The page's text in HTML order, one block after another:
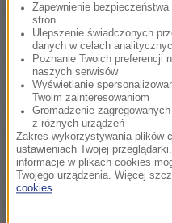
Borowej. Ulica
Cichą do skrzyżowania
drogą jednokierunkową
wyłącznie w kierunku
Abramowicza będą
po nich będą mogły
tej okolicy, autobusy
i służby miejskie. Ulica
Zapewnienie
stron
Ulepszenie świadczonych
danych w celach
Poznanie Twoich preferencji
naszych serwisów
Wyświetlanie
Twoim zainteresowaniom
Gromadzenie
z różnych urządzeń
Zakres wykorzystywania plików
ustawieniach Twojej
informacje w plikach cookies
Twojego urządzenia. Więcej
cookies.